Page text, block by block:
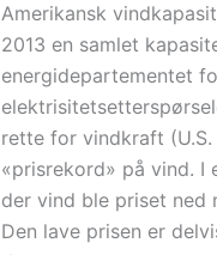
Amerikansk
2013 en samlet
energidepartementet
rette for vindkraft
«prisrekord» på vind.
der vind ble priset ned
Den lave prisen er